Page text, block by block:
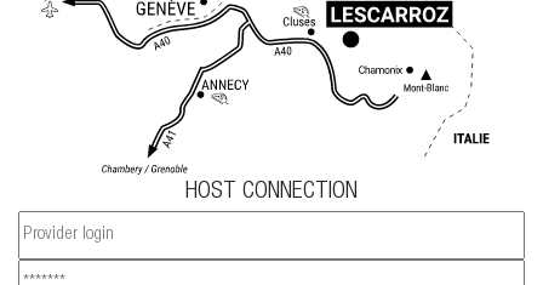
HOST CONNECTION